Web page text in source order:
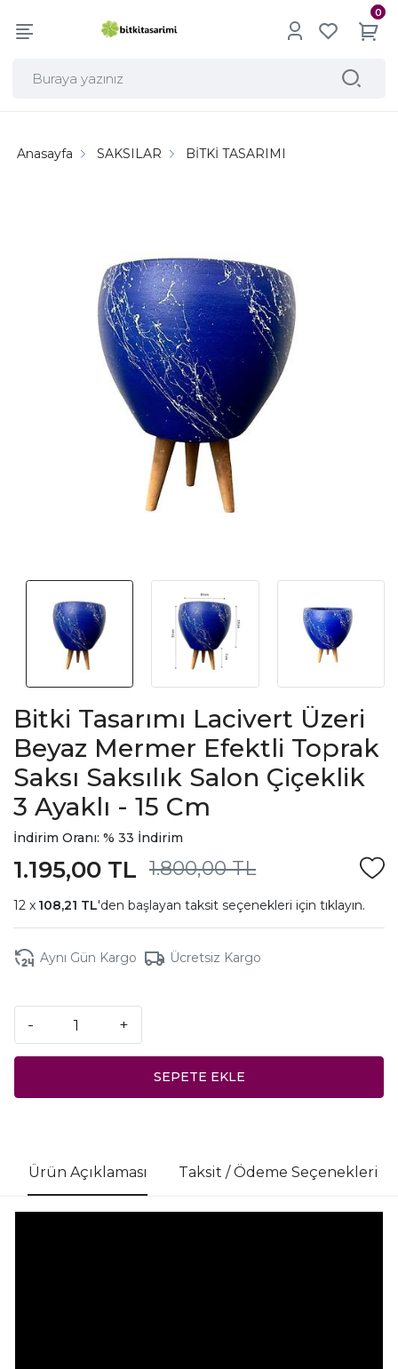
0
Anasayfa SAKSILAR BİTKİ TASARIMI
Bitki Tasarımı Lacivert Üzeri
Beyaz Mermer Efektli Toprak
Saksı Saksılık Salon Çiçeklik
3 Ayaklı - 15 Cm
İndirim Oranı: % 33 İndirim
1.800,00 TL
1.195,00 TL
108,21 TL'den başlayan taksit seçenekleri için tıklayın.
Aynı Gün Kargo Ücretsiz Kargo
- +
SEPETE EKLE
Ürün Açıklaması Taksit / Ödeme Seçenekleri